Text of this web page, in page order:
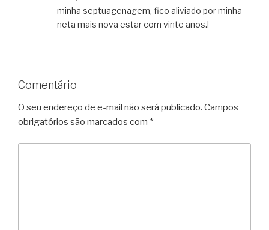
minha septuagenagem, fico aliviado por minha
neta mais nova estar com vinte anos.!
Comentário
O seu endereço de e-mail não será publicado. Campos
obrigatórios são marcados com *